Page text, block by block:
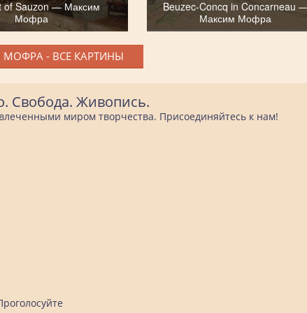
of Sauzon — Максим
Мофра
Beuzec-Concq in Concarneau
Максим Мофра
- ВСЕ КАРТИНЫ
Свобода. Живопись.
миром творчества. Присоединяйтесь к нам!